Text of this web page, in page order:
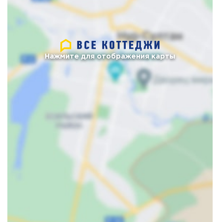
Нажмите для отображения карты